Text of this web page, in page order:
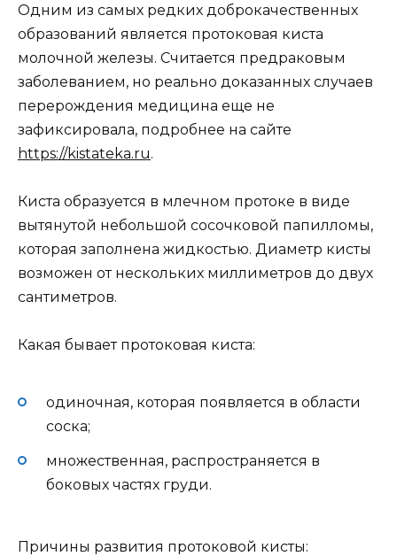
Одним из самых редких доброкачественных
образований является протоковая киста
молочной железы. Считается предраковым
заболеванием, но реально доказанных случаев
перерождения медицина еще не
зафиксировала, подробнее на сайте
https://kistateka.ru.
Киста образуется в млечном протоке в виде
вытянутой небольшой сосочковой папилломы,
которая заполнена жидкостью. Диаметр кисты
возможен от нескольких миллиметров до двух
сантиметров.
Какая бывает протоковая киста:
одиночная, которая появляется в области
соска;
множественная, распространяется в
боковых частях груди.
Причины развития протоковой кисты: